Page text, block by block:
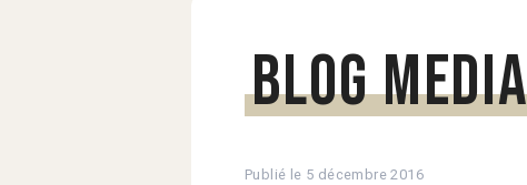
Blog
Publié le 5 décembre 2016